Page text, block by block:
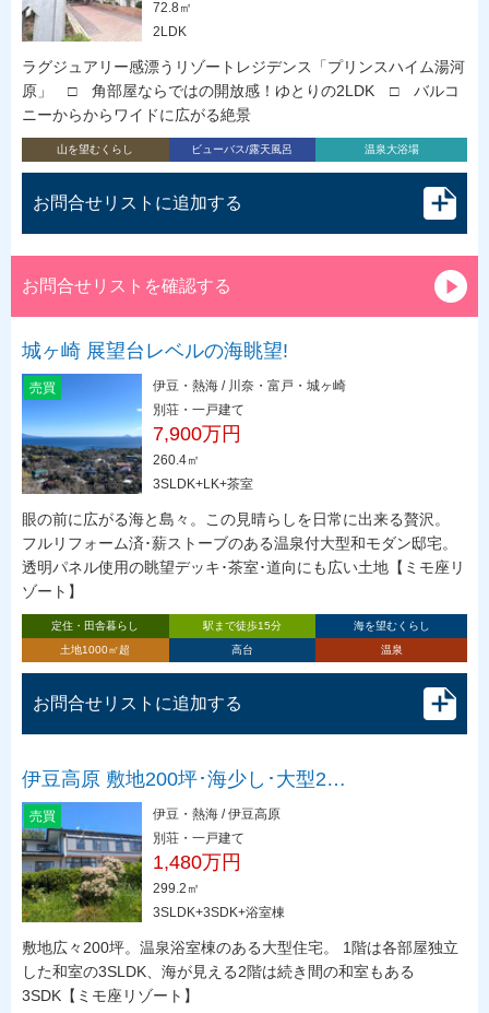
72.8㎡
2LDK
ラグジュアリー感漂うリゾートレジデンス「プリンスハイム湯河
原」 □ 角部屋ならではの開放感！ゆとりの2LDK □ バルコ
ニーからからワイドに広がる絶景
山を望むくらし ビューバス/露天風呂 温泉大浴場
お問合せリストに追加する
お問合せリストを確認する
城ヶ崎 展望台レベルの海眺望!
売買
伊豆・熱海 / 川奈・富戸・城ヶ崎
別荘・一戸建て
7,900万円
260.4㎡
3SLDK+LK+茶室
眼の前に広がる海と島々。この見晴らしを日常に出来る贅沢。
フルリフォーム済･薪ストーブのある温泉付大型和モダン邸宅。
透明パネル使用の眺望デッキ･茶室･道向にも広い土地【ミモ座リ
ゾート】
定住・田舎暮らし 駅まで徒歩15分
海を望むくらし
土地1000㎡超
高台 温泉
お問合せリストに追加する
伊豆高原 敷地200坪･海少し･大型2…
売買
伊豆・熱海 / 伊豆高原
別荘・一戸建て
1,480万円
299.2㎡
3SLDK+3SDK+浴室棟
敷地広々200坪。温泉浴室棟のある大型住宅。 1階は各部屋独立
した和室の3SLDK、海が見える2階は続き間の和室もある
3SDK【ミモ座リゾート】